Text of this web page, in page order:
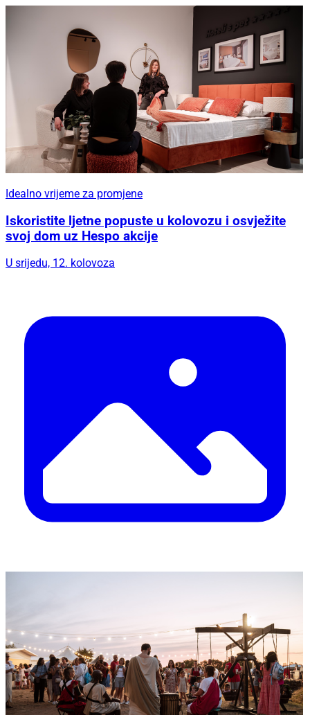
Idealno vrijeme za promjene
Iskoristite ljetne popuste u kolovozu i osvježite
svoj dom uz Hespo akcije
U srijedu, 12. kolovoza